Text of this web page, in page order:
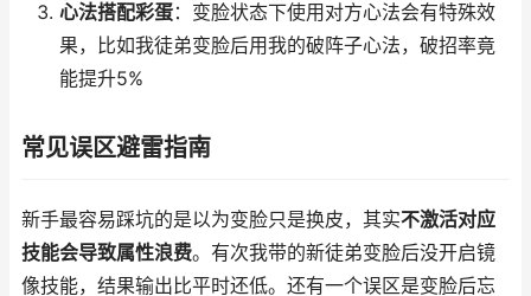
心法搭配彩蛋：变脸状态下使用对方心法会有特殊效
果，比如我徒弟变脸后用我的破阵子心法，破招率竟
能提升5%
常见误区避雷指南
新手最容易踩坑的是以为变脸只是换皮，其实不激活对应
技能会导致属性浪费。有次我带的新徒弟变脸后没开启镜
像技能，结果输出比平时还低。还有一个误区是变脸后忘